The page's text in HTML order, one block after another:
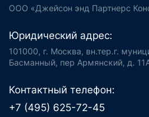
ООО «Джейсон энд Партнерс
Юридический адрес:
101000, г. Москва, вн.тер.г.
Басманный, пер Армянский, д.
Контактный телефон:
+7 (495) 625-72-45